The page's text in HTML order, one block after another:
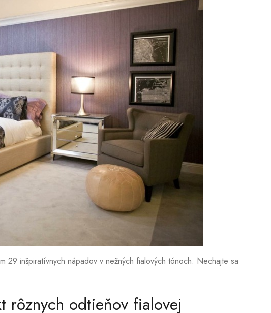
29 inšpiratívnych nápadov v nežných fialových tónoch. Nechajte sa
rôznych odtieňov fialovej